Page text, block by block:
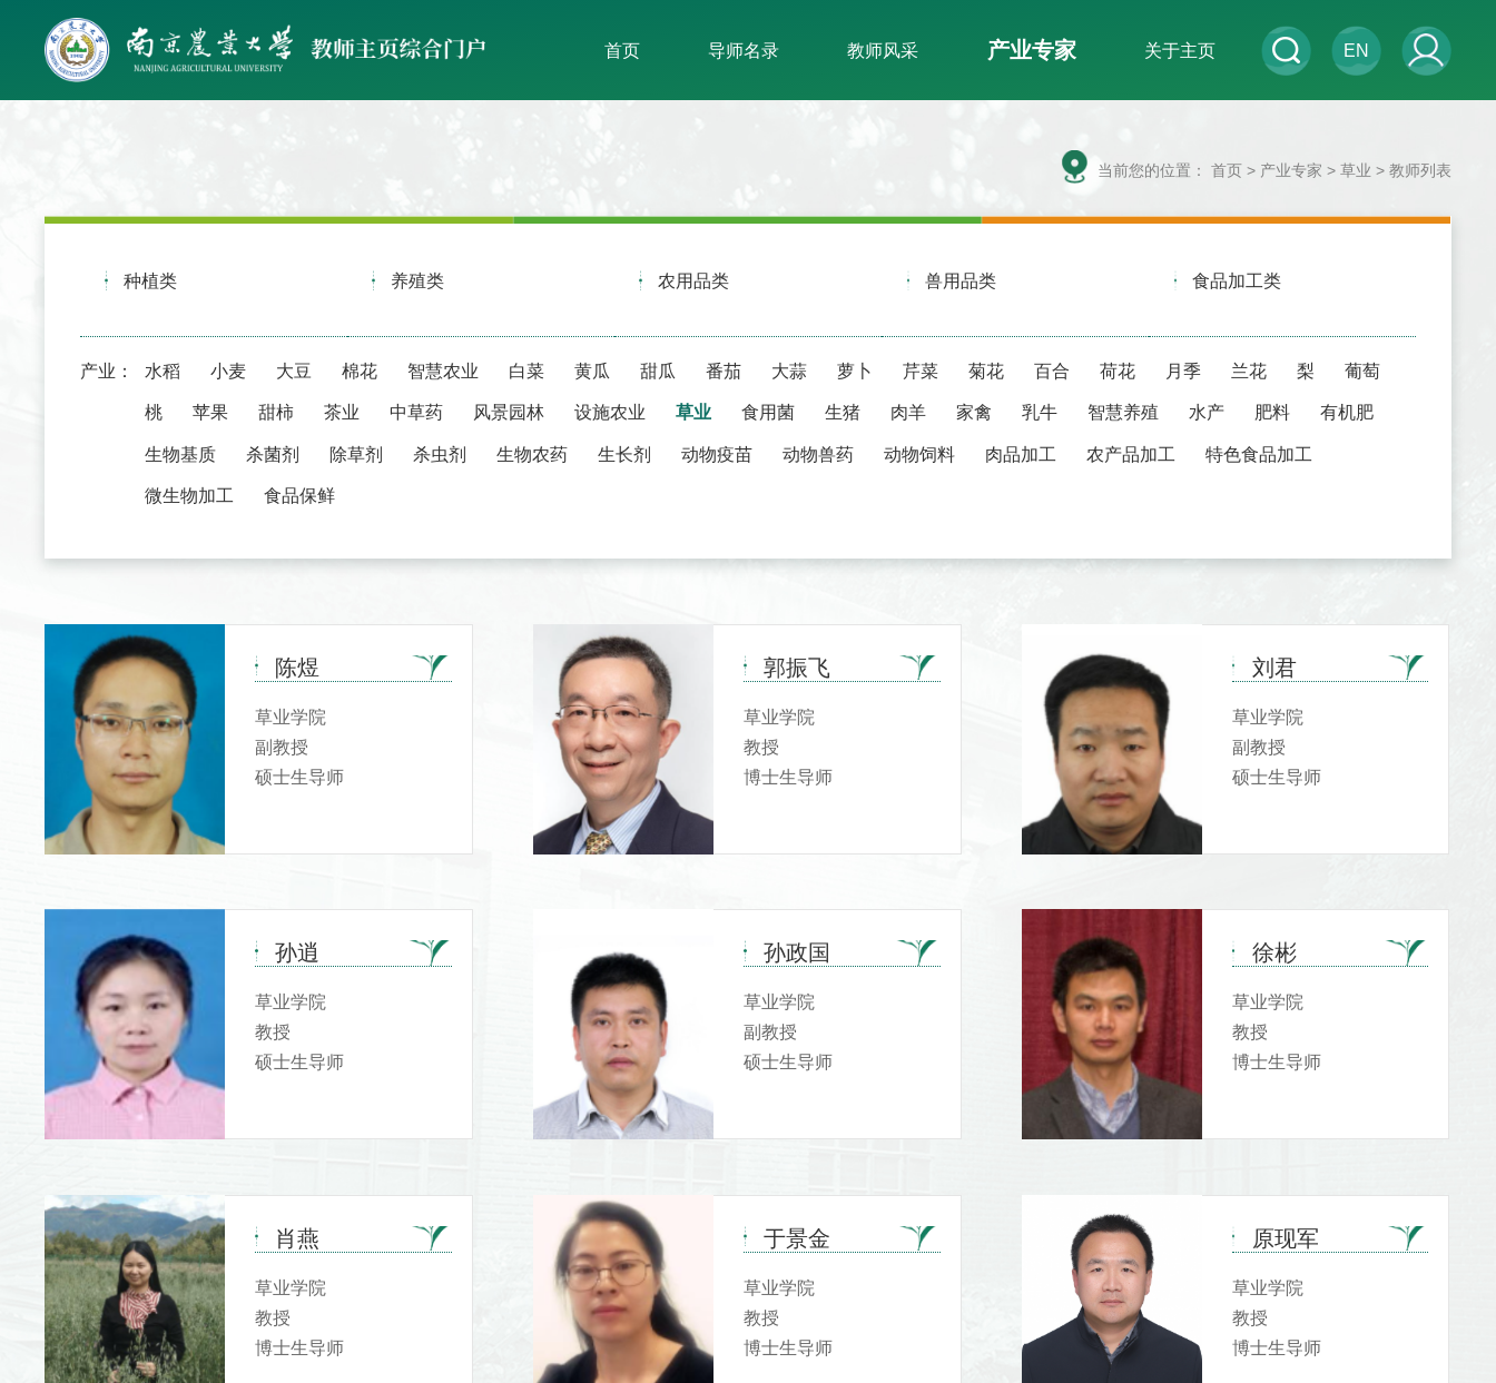
首页 导师名录 教师风采 产业专家 关于主页 EN
当前您的位置： 首页> 产业专家 > 草业 > 教师列表
种植类 养殖类 农用品类 兽用品类 食品加工类
产业： 水稻 小麦 大豆 棉花 智慧农业 白菜 黄瓜 甜瓜 番茄 大蒜 萝卜 芹菜 菊花 百合 荷花 月季 兰花 梨 葡萄
桃 苹果 甜柿 茶业 中草药 风景园林 设施农业 草业 食用菌 生猪 肉羊 家禽 乳牛 智慧养殖 水产 肥料 有机肥
生物基质 杀菌剂 除草剂 杀虫剂 生物农药 生长剂 动物疫苗 动物兽药 动物饲料 肉品加工 农产品加工 特色食品加工
微生物加工 食品保鲜
陈煜
草业学院
副教授
硕士生导师
郭振飞
草业学院
教授
博士生导师
刘君
草业学院
副教授
硕士生导师
孙逍
草业学院
教授
硕士生导师
孙政国
草业学院
副教授
硕士生导师
徐彬
草业学院
教授
博士生导师
肖燕
草业学院
教授
博士生导师
于景金
草业学院
教授
博士生导师
原现军
草业学院
教授
博士生导师